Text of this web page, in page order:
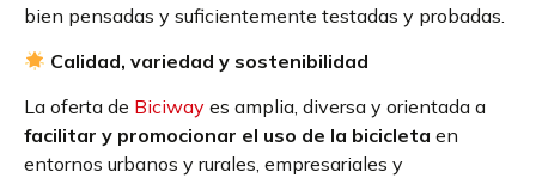
bien pensadas y suficientemente testadas y probadas.
Calidad, variedad y sostenibilidad
La oferta de Biciway es amplia, diversa y orientada a
facilitar y promocionar el uso de la bicicleta en
entornos urbanos y rurales, empresariales y